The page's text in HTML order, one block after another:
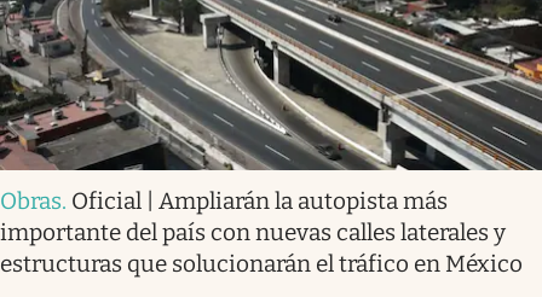
Obras. Oficial | Ampliarán la autopista más
importante del país con nuevas calles laterales y
estructuras que solucionarán el tráfico en México